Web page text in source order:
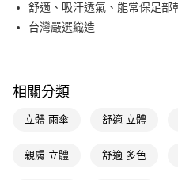
街口支付
【關於「AFTEE先享後付」】
AFTEE先享後付是「在收到商品之後
即享券
舒適、吸汗透氣、能常保足部
台灣嚴選織造
相關分類
立體 雨傘 舒適 立體
親膚 立體 舒適 多色